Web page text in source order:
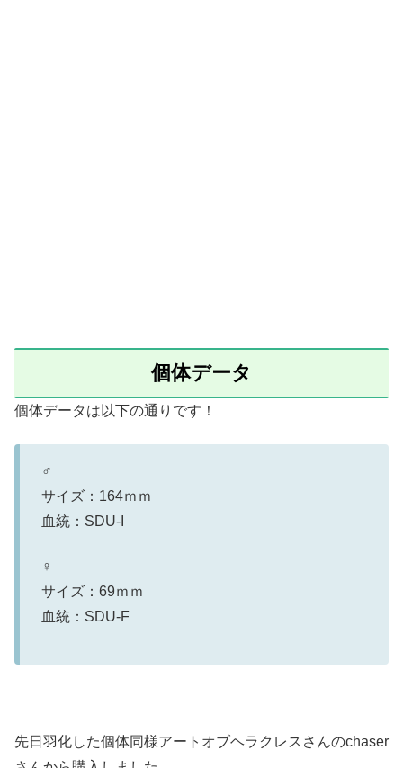
個体データ
個体データは以下の通りです！
♂
サイズ：164ｍｍ
血統：SDU-I
♀
サイズ：69ｍｍ
血統：SDU-F
先日羽化した個体同様アートオブヘラクレスさんのchaser